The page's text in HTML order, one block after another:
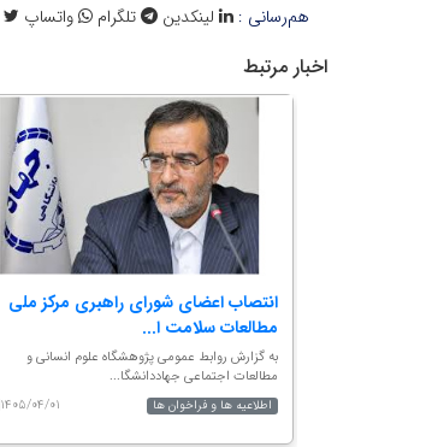
هم‌رسانی : لینکدین تلگرام واتساپ
اخبار مرتبط
انتصاب اعضای شورای راهبری مرکز ملی
مطالعات سلامت ا...
به گزارش روابط عمومی پژوهشگاه علوم انسانی و
مطالعات اجتماعی جهاددانشگا...
۱۴۰۵/۰۴/۰۱
اطلاعیه ها و فراخوان ها